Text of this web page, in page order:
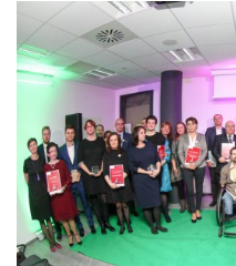
Fundusz FKIS
Rodo
Dokumenty
Rekrutujemy